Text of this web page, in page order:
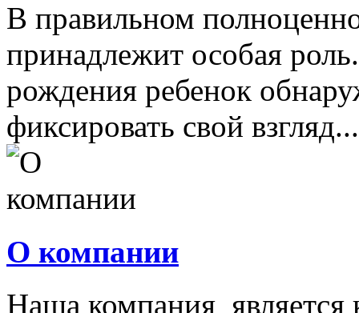
В правильном
принадлежит особая
рождения ребенок
фиксировать свой взгляд...
О компании
Наша компания